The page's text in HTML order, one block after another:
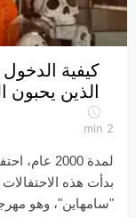
كيفية
الذين
2
min
لمدة 2000
بدأت هذه
"سامهاين"، وهو